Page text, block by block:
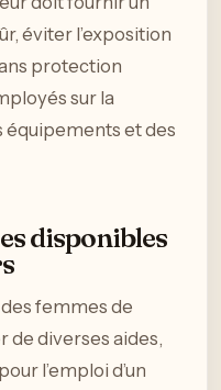
éviter l’exposition
protection
sur la
équipements et des
disponibles
femmes de
de diverses aides,
l’emploi d’un